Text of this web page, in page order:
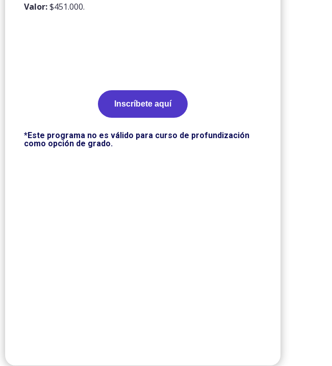
Valor:$451.000.
Inscríbete aquí
*Este programa no es válido para curso de profundización
como opción de grado.